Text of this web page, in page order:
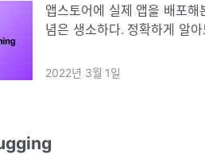
앱스토어에 실제 앱을 배포
념은 생소하다. 정확하게 알아
2022년 3월 1일